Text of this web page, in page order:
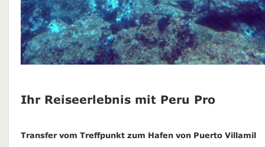
Ihr Reiseerlebnis mit Peru Pro
Transfer vom Treffpunkt zum Hafen von Puerto Villamil